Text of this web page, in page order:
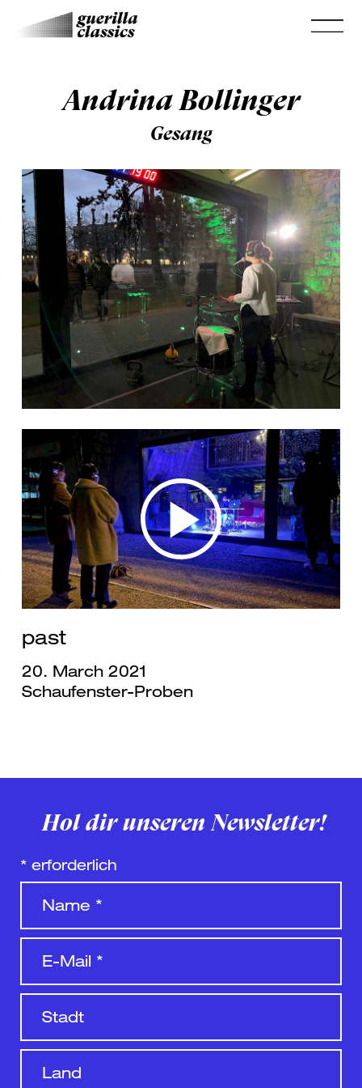
Andrina Bollinger
Gesang
past
20. March 2021
Schaufenster-Proben
Hol dir unseren Newsletter!
* erforderlich